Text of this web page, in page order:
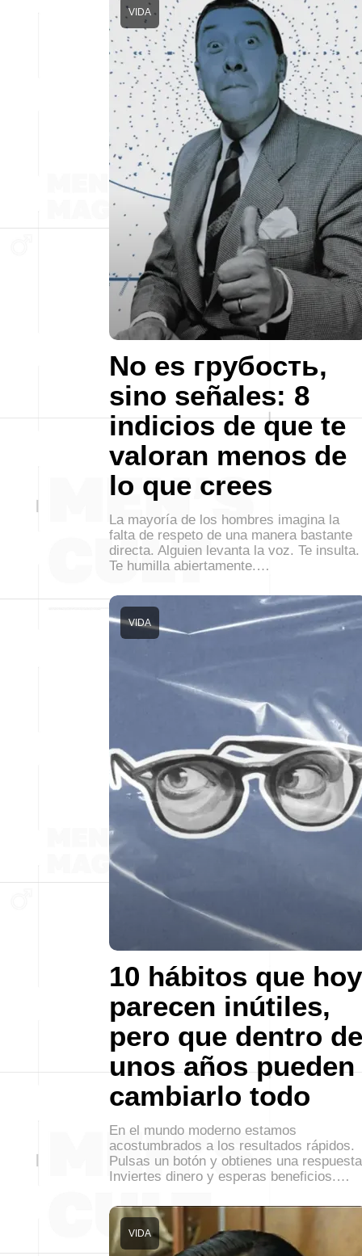
No es грубость,
sino señales: 8
indicios de que te
valoran menos de
lo que crees
VIDA
La mayoría de los hombres imagina la
falta de respeto de una manera bastante
directa. Alguien levanta la voz. Te insulta.
Te humilla abiertamente.…
10 hábitos que hoy
parecen inútiles,
pero que dentro de
unos años pueden
cambiarlo todo
VIDA
En el mundo moderno estamos
acostumbrados a los resultados rápidos.
Pulsas un botón y obtienes una
Inviertes dinero y esperas beneficios.…
VIDA